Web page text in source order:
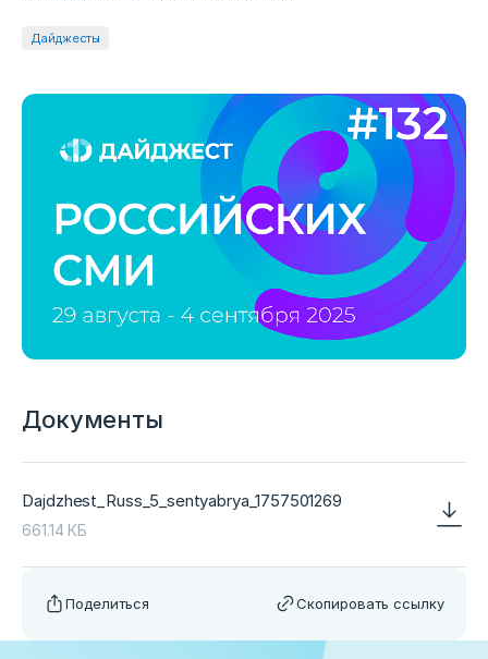
Дайджесты
Документы
Dajdzhest_Russ_5_sentyabrya_1757501269
661.14 КБ
Поделиться Скопировать ссылку